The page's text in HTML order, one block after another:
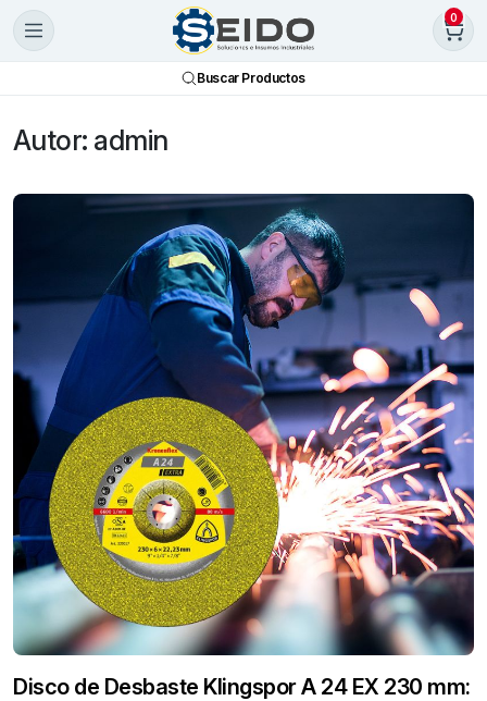
0
Buscar Productos
Autor: admin
Disco de Desbaste Klingspor A 24 EX 230 mm: